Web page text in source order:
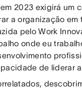
2023 exigirá um
a organização em
pelo Work
onde eu
de liderar